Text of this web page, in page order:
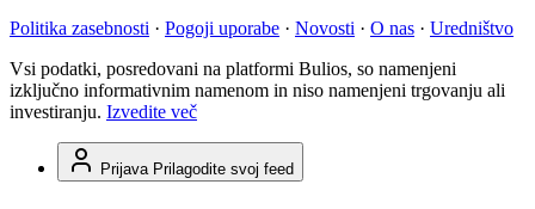
Politika zasebnosti · Pogoji uporabe · Novosti · O nas · Uredništvo
Vsi podatki, posredovani na platformi Bulios, so namenjeni
izključno informativnim namenom in niso namenjeni trgovanju ali
investiranju. Izvedite več
Prijava Prilagodite svoj feed